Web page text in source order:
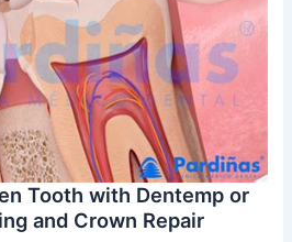
Tooth with Dentemp or
and Crown Repair